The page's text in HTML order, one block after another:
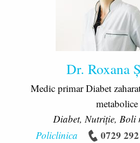
Dr. Roxana
Medic primar Diabet
metabolice
Diabet, Nutriție, Boli
Policlinica
0729